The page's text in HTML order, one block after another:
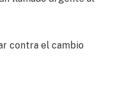
contra el cambio